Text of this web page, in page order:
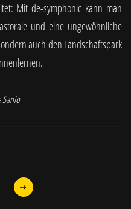
Mit de-symphonic kann man
und eine ungewöhnliche
auch den Landschaftspark